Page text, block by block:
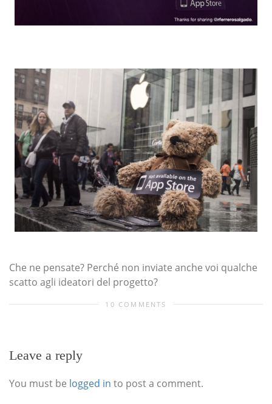
Che ne pensate? Perché non inviate anche voi qualche
scatto agli ideatori del progetto?
10 COMMENTS
Leave a reply
You must be logged in to post a comment.